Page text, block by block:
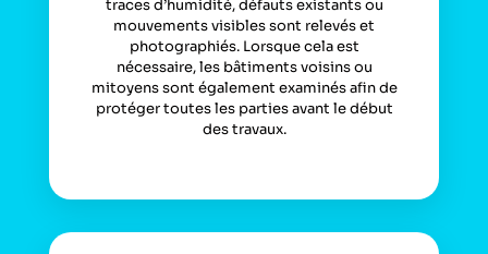
traces d’humidité, défauts existants ou
mouvements visibles sont relevés et
photographiés. Lorsque cela est
nécessaire, les bâtiments voisins ou
mitoyens sont également examinés afin de
protéger toutes les parties avant le début
des travaux.